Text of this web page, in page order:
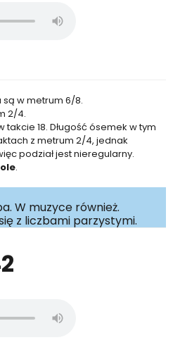
są w metrum 6/8.
2/4.
18. Długość ósemek w tym
z metrum 2/4, jednak
podział jest nieregularny.
.
W muzyce również.
z liczbami parzystymi.